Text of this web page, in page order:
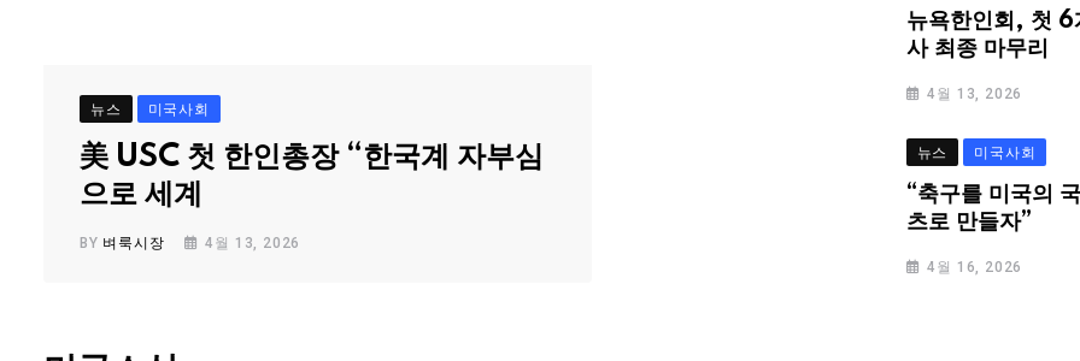
뉴스 미국사회
美 USC 첫 한인총장 “한국계 자부심
으로 세계
BY 벼룩시장 4월 13, 2026
뉴욕한인회, 첫 6
사 최종 마무리
4월 13, 2026
뉴스 미국사회
“축구를 미국의
츠로 만들자”
4월 16, 2026